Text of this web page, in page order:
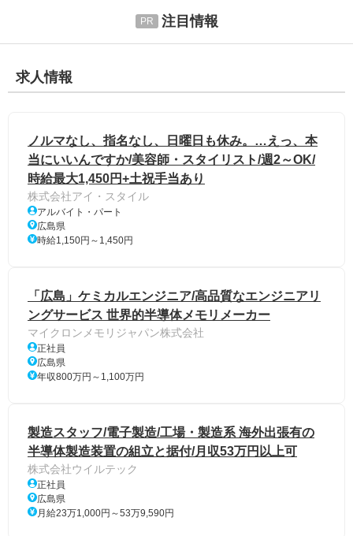
注目情報
求人情報
ノルマなし、指名なし、日曜日も休み。…えっ、本
当にいいんですか/美容師・スタイリスト/週2～OK/
時給最大1,450円+土祝手当あり
株式会社アイ・スタイル
アルバイト・パート
広島県
時給1,150円～1,450円
「広島」ケミカルエンジニア/高品質なエンジニアリ
ングサービス 世界的半導体メモリメーカー
マイクロンメモリジャパン株式会社
正社員
広島県
年収800万円～1,100万円
製造スタッフ/電子製造/工場・製造系 海外出張有の
半導体製造装置の組立と据付/月収53万円以上可
株式会社ウイルテック
正社員
広島県
月給23万1,000円～53万9,590円